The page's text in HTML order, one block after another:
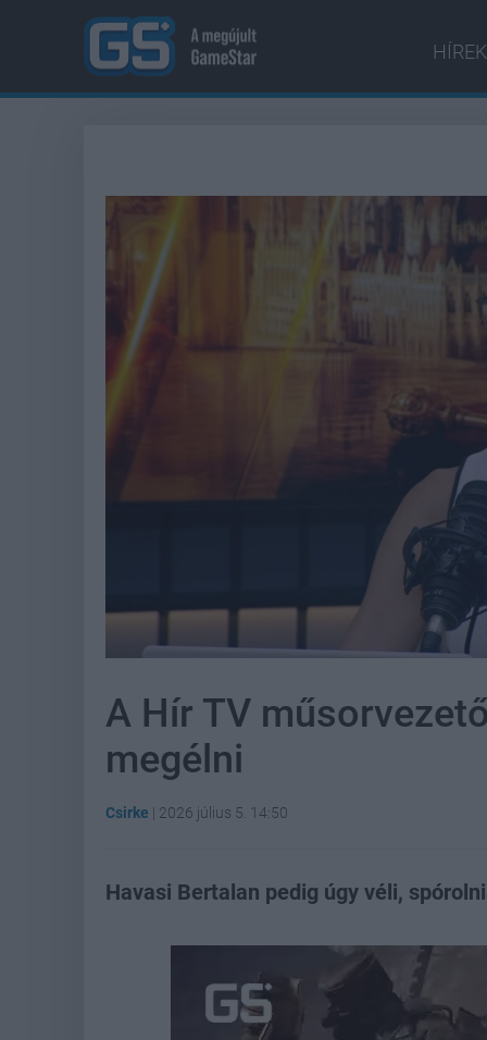
HÍREK
A Hír TV
megélni
Csirke | 2026 július 5. 14:50
Havasi Bertalan pedig úgy véli,